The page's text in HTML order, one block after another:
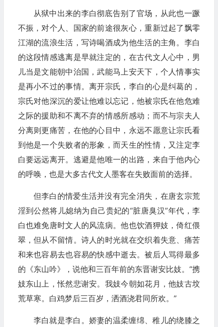
从狱中出来的李白彻底告别了官场，从此也一蹶
不振，对个人、国家的前途很灰心，重新过起了飘零
江湖的流浪生活，写诗喝酒成为他生活的主角。李白
的这段情感逃离是早就注定的，在古代文人心中，男
儿当是文能朝中治国，武能马上安天下，个人情事实
是再小不过的事情。离开宗氏，李白的心是纠葛的，
宗氏对他深沉的爱让他难以忘记，他被宗氏在他危难
之际的援助和不离不弃的情感所感动；而不与宗夫人
分离则更痛苦，在他的心目中，永远不愿意让宗氏看
到他是一个失败者的形象，而天生的性情，又注定李
白要远远离开。逃避是他唯一的出路，来自于他内心
的呼唤，也是大多古代文人墨客在失败面前的选择。
但李白的情爱生活并没有完全消失，在唐玄宗荒
淫到公然将儿媳纳为自己贵妃的“脏唐臭汉”年代，李
白也难免唐时文人的风流病。他也饮酒狎妓，倚红偎
翠，但从不留情。诗人的时光就在交织着失意、痛苦
和来也容易去也容易的快感中逝去。被后人骂得最多
的《东山吟》，说他和三百年前的东晋谢安比妓。“携
妓东山上，怅然悲谢安。我妓今朝如花月，他妓古坟
荒草寒。白鸡梦后三百岁，洒酒浇君同所欢。”
李白就是李白。娇妻的温柔缠绵、稚儿的绕膝之